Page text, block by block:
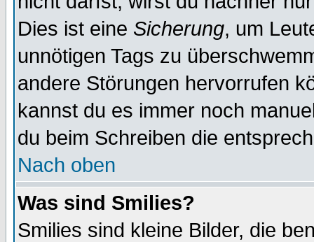
Dies ist eine Sicherung, um
unnötigen Tags zu
andere Störungen hervorrufen
kannst du es immer noch
du beim Schreiben die
Nach oben
Was sind Smilies?
Smilies sind kleine Bilder, die